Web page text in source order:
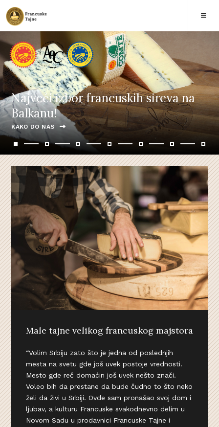
Najveći izbor francuskih sireva na
Balkanu!
KAKO DO NAS
Male tajne velikog francuskog majstora
“Volim Srbiju zato što je jedna od poslednjih
mesta na svetu gde još uvek postoje vrednosti.
Mesto gde reč domaćin još uvek nešto znači.
Voleo bih da prestane da bude čudno to što neko
želi da živi u Srbiji. Ovde sam pronašao svoj dom i
ljubav, a kulturu Francuske svakodnevno delim u
Novom Sadu u prodavnici Francuske Tajne i